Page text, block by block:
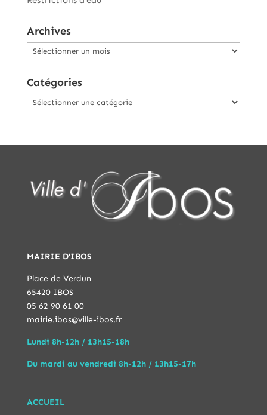
Archives
Archives
Catégories
Catégories
MAIRIE D'IBOS
Place de Verdun
65420 IBOS
05 62 90 61 00
mairie.ibos@ville-ibos.fr
Lundi 8h-12h / 13h15-18h
Du mardi au vendredi 8h-12h / 13h15-17h
ACCUEIL